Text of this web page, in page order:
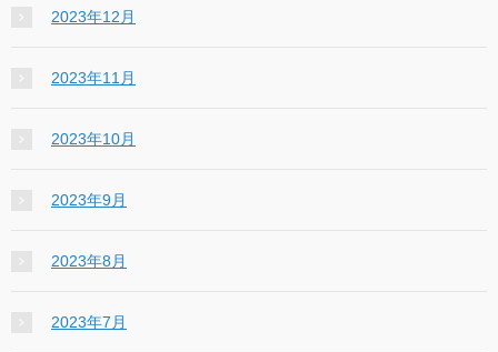
2023年12月
2023年11月
2023年10月
2023年9月
2023年8月
2023年7月